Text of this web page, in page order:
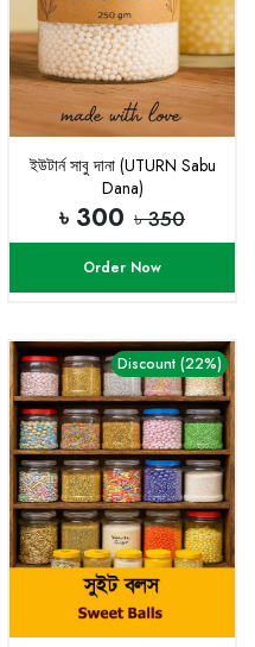
ইউটার্ন সাবু দানা (UTURN Sabu
Dana)
৳ 300 ৳ 350
Order Now
Discount (22%)